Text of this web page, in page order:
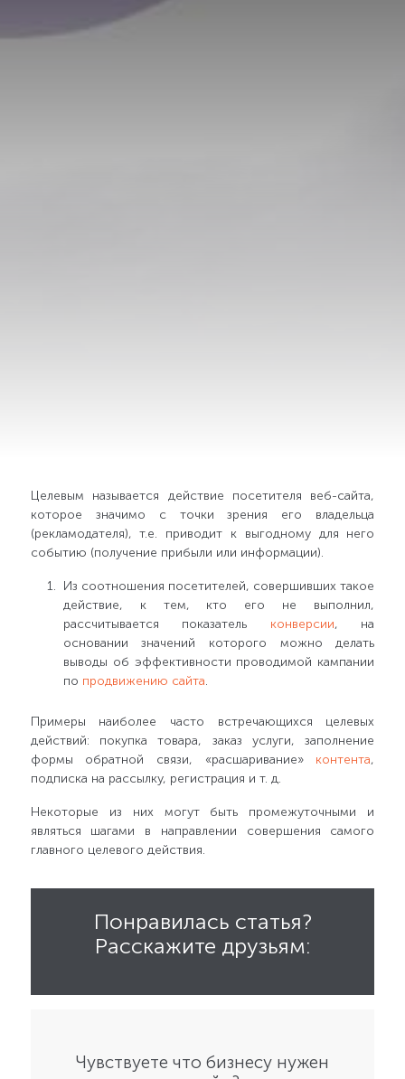
Целевым называется действие посетителя веб-сайта,
которое значимо с точки зрения его владельца
(рекламодателя), т.е. приводит к выгодному для него
событию (получение прибыли или информации).
Из соотношения посетителей, совершивших такое
действие, к тем, кто его не выполнил,
рассчитывается показатель конверсии, на
основании значений которого можно делать
выводы об эффективности проводимой кампании
по продвижению сайта
Примеры наиболее часто встречающихся целевых
действий: покупка товара, заказ услуги, заполнение
формы обратной связи, «расшаривание» контента,
подписка на рассылку, регистрация и т. д.
Некоторые из них могут быть промежуточными и
являться шагами в направлении совершения самого
главного целевого действия.
Понравилась статья?
Расскажите друзьям:
Чувствуете что бизнесу нужен